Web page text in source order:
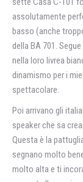
assolutamente
basso (anche
della BA 701. Segue
nella loro livrea
dinamismo per i
spettacolare.
Poi arrivano gli
speaker che sa
Questa è la
segnano molto
molto alta e ti